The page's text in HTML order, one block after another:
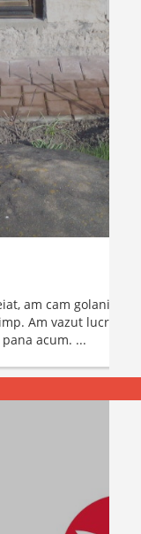
am cam golanit
Am vazut lucruri
acum. ...